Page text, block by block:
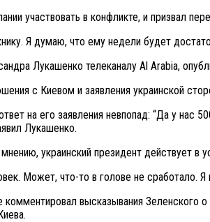
участвовать в конфликте, и призвал
Я думаю, что ему недели будет
Лукашенко телеканалу Al Arabia,
с Киевом и заявления украинской
на его заявления невпопад: “Да у нас
Лукашенко.
украинский президент действует в
Может, что-то в голове не
высказывания Зеленского